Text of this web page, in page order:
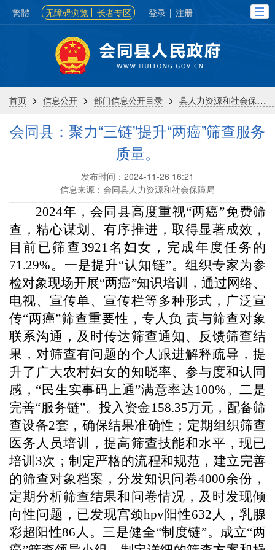
繁體 无障碍浏览 长者专区 登录 | 注册
首页 > 信息公开 > 部门信息公开目录 > 县人力资源和社会保障局
会同县：聚力“三链”提升“两癌”筛查服务
质量。
发布时间：2024-11-26 16:21
信息来源：会同县人力资源和社会保障局
2024年，会同县高度重视“两癌”免费筛
查，精心谋划、有序推进，取得显著成效，
目前已筛查3921 名妇女，完成年度任务的
71.29%。 一是提升“认知链”。 组织专家为参
检对象现场开展“两癌”知识培训，通过网络、
电视、宣传单、宣传栏等多种形式，广泛宣
传“两癌”筛查重要性，专人负 责与筛查对象
联系沟通，及时传达筛查通知、反馈筛查结
果，对筛查有问题的个人跟进解释疏导，提
升了广大农村妇女的知晓率、参与度和认同
感，“民生实事码上通”满意率达100%。二是
完善“服务链”。 投入资金158.35万元，配备筛
查设备2套，确保结果准确性；定期组织筛查
医务人员培训，提高筛查技能和水平，现已
培训 3次；制定严格的流程和规范，建立完善
的筛查对象档案，分发知识问卷4000余份，
定期分析筛查结果和问卷情况，及时发现倾
向性问题，已发现宫颈hpv阳性632 人，乳腺
彩超阳性86 人。 三是健全“制度链”。 成立“两